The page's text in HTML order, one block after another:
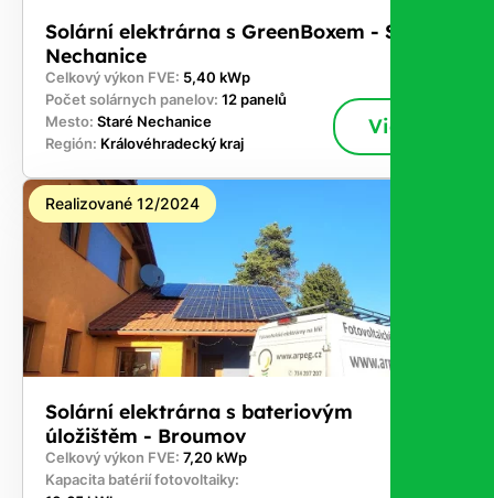
Solární elektrárna s GreenBoxem - Staré
Nechanice
Celkový výkon FVE: 5,40 kWp
Počet solárnych panelov: 12 panelů
Mesto: Staré Nechanice
Región: Královéhradecký kraj
Viac
Realizované 12/2024
Solární elektrárna s bateriovým
úložištěm - Broumov
Celkový výkon FVE: 7,20 kWp
Kapacita batérií fotovoltaiky: